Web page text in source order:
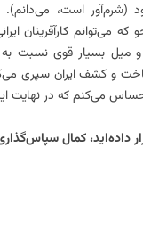
(شرم‌آور است،
می‌توانم کارآفرینان
و میل بسیار قوی نسبت
و کشف ایران سپری
می‌کنم که در نهایت
داده‌اید، کمال